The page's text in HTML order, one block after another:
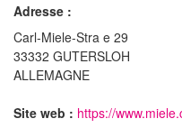
Adresse :
Carl-Miele-Stra e 29
33332 GUTERSLOH
ALLEMAGNE
Site web : https://